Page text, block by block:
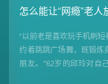
怎么能让“网瘾”老人
“以前老是喜欢玩手机刷
约着跳跳广场舞，既锻炼
朋友。”62岁的邱玲对自